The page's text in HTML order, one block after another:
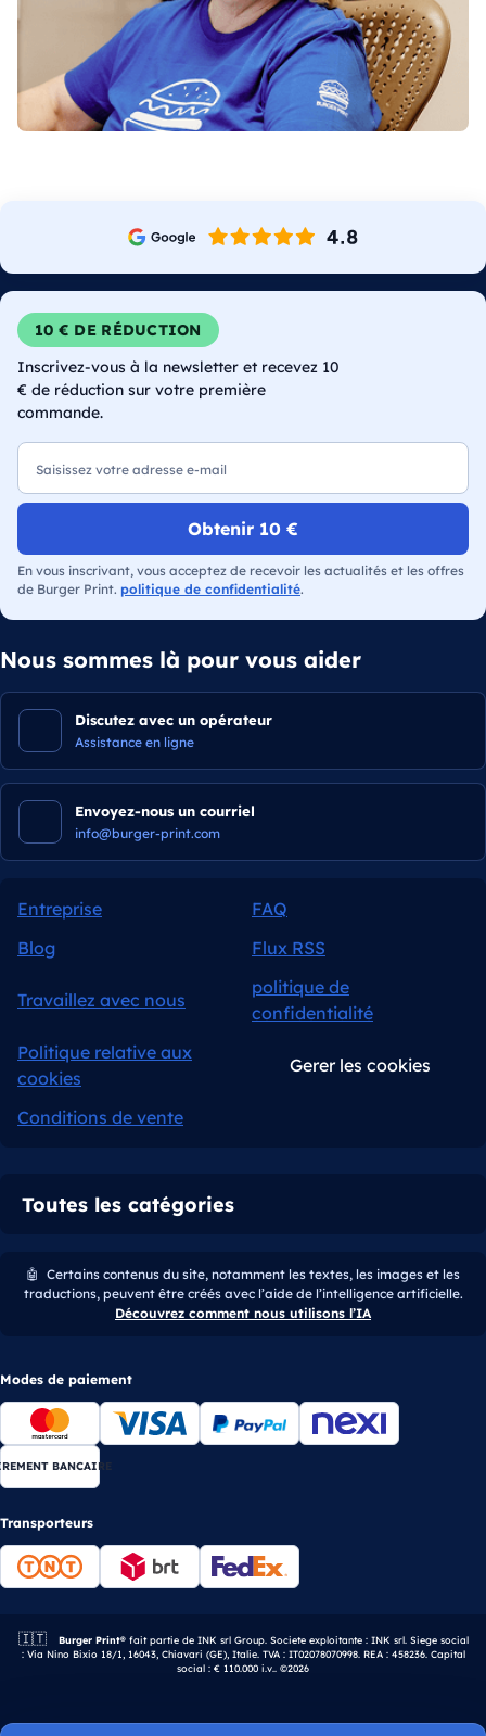
10 € DE RÉDUCTION
Inscrivez-vous à la newsletter et recevez 10
€ de réduction sur votre première
commande.
E-mail
Obtenir 10 €
En vous inscrivant, vous acceptez de recevoir les actualités et les offres
de Burger Print. politique de confidentialité.
Nous sommes là pour vous aider
Discutez avec un opérateur
Assistance en ligne
Envoyez-nous un courriel
info@burger-print.com
Entreprise
FAQ
Blog
Flux RSS
Travaillez avec nous
politique de
confidentialité
Politique relative aux
cookies
Gerer les cookies
Conditions de vente
Toutes les catégories
🤖 Certains contenus du site, notamment les textes, les images et les
traductions, peuvent être créés avec l’aide de l’intelligence artificielle.
Découvrez comment nous utilisons l’IA
Modes de paiement
BANCAIRE
Transporteurs
🇮🇹 Entreprise italienne.
Burger Print®fait partie de INK srl Group. Societe exploitante : INK srl. Siege social
: Via Nino Bixio 18/1, 16043, Chiavari (GE), Italie. TVA : IT02078070998. REA : 458236. Capital
social : € 110.000 i.v.. ©2026